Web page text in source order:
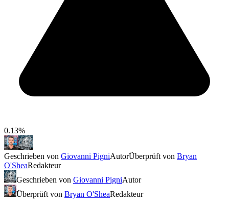
0.13%
Geschrieben von Giovanni PigniAutorÜberprüft von Bryan
O'SheaRedakteur
Geschrieben von Giovanni PigniAutor
Überprüft von Bryan O'SheaRedakteur